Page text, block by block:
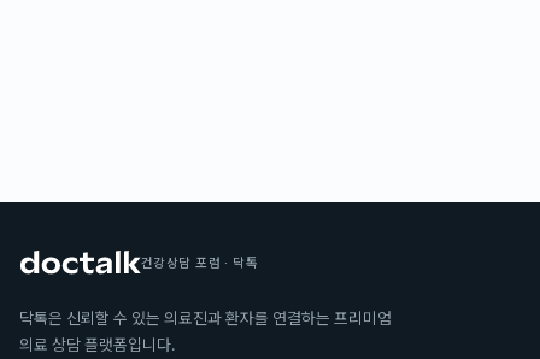
건강상담 포럼 · 닥톡
닥톡은 신뢰할 수 있는 의료진과 환자를 연결하는 프리미엄
의료 상담 플랫폼입니다.